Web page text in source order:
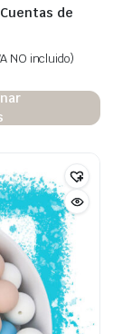
de
NO incluido)